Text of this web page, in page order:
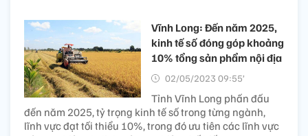
Vĩnh Long: Đến năm 2025,
kinh tế số đóng góp khoảng
10% tổng sản phẩm nội địa
02/05/2023 09:55’
Tỉnh Vĩnh Long phấn đấu
đến năm 2025, tỷ trọng kinh tế số trong từng ngành,
lĩnh vực đạt tối thiểu 10%, trong đó ưu tiên các lĩnh vực